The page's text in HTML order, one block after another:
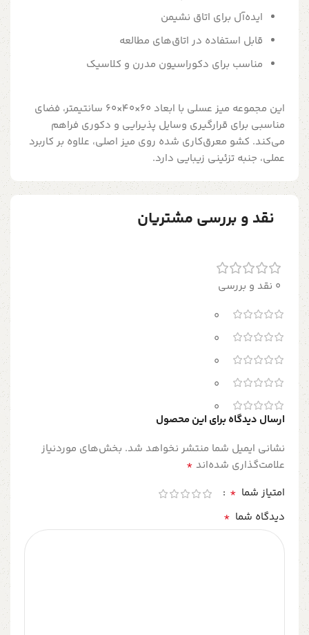
ایده‌آل برای اتاق نشیمن
قابل استفاده در اتاق‌های مطالعه
مناسب برای دکوراسیون مدرن و کلاسیک
این مجموعه میز عسلی با ابعاد 60×40×60 سانتیمتر، فضای
مناسبی برای قرارگیری وسایل پذیرایی و دکوری فراهم
می‌کند. کشو معرق‌کاری شده روی میز اصلی، علاوه بر کاربرد
عملی، جنبه تزئینی زیبایی دارد.
نقد و بررسی مشتریان
0 نقد و بررسی
0
0
0
0
0
ارسال دیدگاه برای این محصول
نشانی ایمیل شما منتشر نخواهد شد. بخش‌های موردنیاز
علامت‌گذاری شده‌اند *
امتیاز شما *
دیدگاه شما *